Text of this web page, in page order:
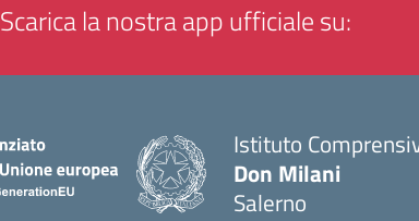
Scarica la nostra app ufficiale su:
Istituto
Don Milani
Salerno